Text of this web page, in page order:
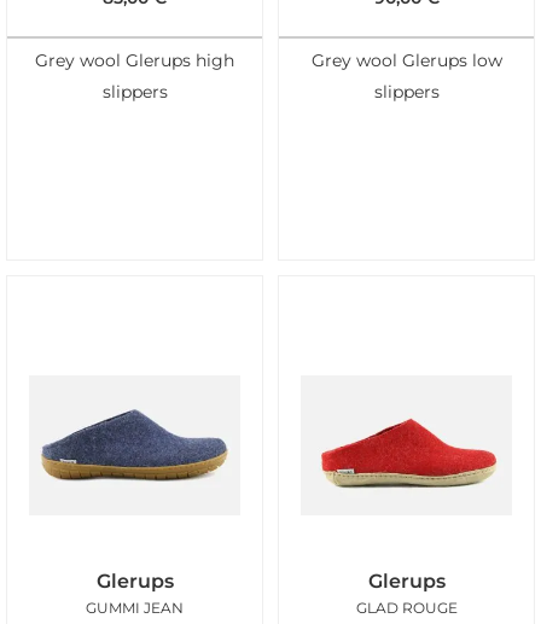
Grey wool Glerups high
slippers
Grey wool Glerups low
slippers
Glerups
GUMMI JEAN
Glerups
GLAD ROUGE